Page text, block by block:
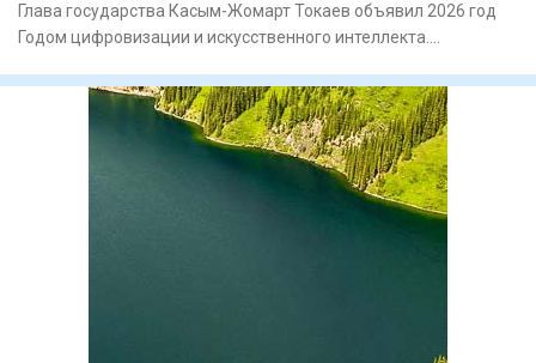
Глава государства Касым-Жомарт Токаев объявил 2026 год
Годом цифровизации и искусственного интеллекта.